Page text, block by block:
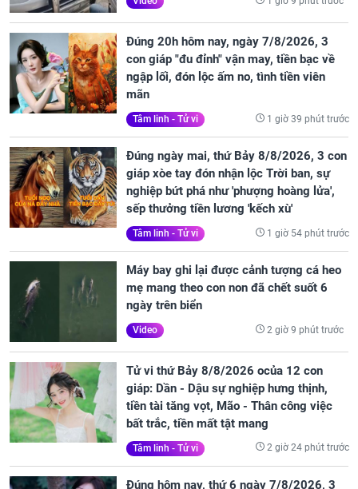
Đúng 20h hôm nay, ngày 7/8/2026, 3
con giáp "đu đỉnh" vận may, tiền bạc về
ngập lối, đón lộc ấm no, tình tiền viên
mãn
Tâm linh - Tử vi 1 giờ 39 phút trước
Đúng ngày mai, thứ Bảy 8/8/2026, 3 con
giáp xòe tay đón nhận lộc Trời ban, sự
nghiệp bứt phá như 'phượng hoàng lửa',
sếp thưởng tiền lương 'kếch xù'
Tâm linh - Tử vi 1 giờ 54 phút trước
Máy bay ghi lại được cảnh tượng cá heo
mẹ mang theo con non đã chết suốt 6
ngày trên biển
Video 2 giờ 9 phút trước
Tử vi thứ Bảy 8/8/2026 ocủa 12 con
giáp: Dần - Dậu sự nghiệp hưng thịnh,
tiền tài tăng vọt, Mão - Thân công việc
bất trắc, tiền mất tật mang
Tâm linh - Tử vi 2 giờ 24 phút trước
Đúng hôm nay, thứ 6 ngày 7/8/2026, 3